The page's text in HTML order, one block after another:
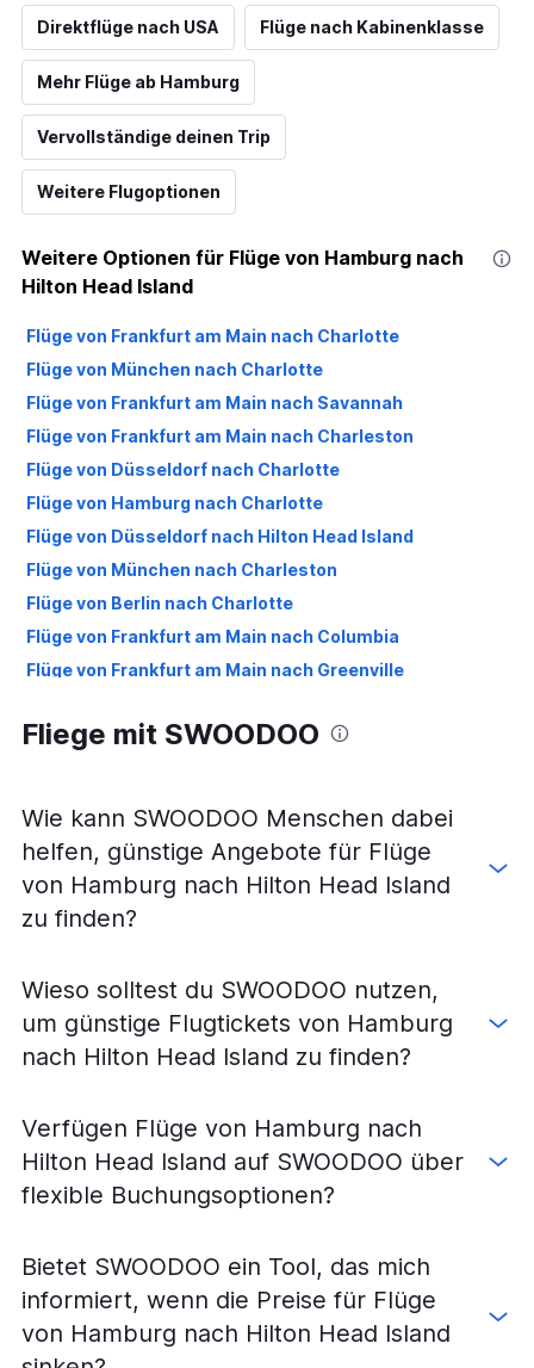
Direktflüge nach USA Flüge nach Kabinenklasse
Mehr Flüge ab Hamburg
Vervollständige deinen Trip
Weitere Flugoptionen
Weitere Optionen für Flüge von Hamburg nach
Hilton Head Island
Flüge von Frankfurt am Main nach Charlotte
Flüge von München nach Charlotte
Flüge von Frankfurt am Main nach Savannah
Flüge von Frankfurt am Main nach Charleston
Flüge von Düsseldorf nach Charlotte
Flüge von Hamburg nach Charlotte
Flüge von Düsseldorf nach Hilton Head Island
Flüge von München nach Charleston
Flüge von Berlin nach Charlotte
Flüge von Frankfurt am Main nach Columbia
Flüge von Frankfurt am Main nach Greenville
Flüge von Frankfurt am Main nach Hilton Head Island
Flüge von Frankfurt am Main nach Augusta
Flüge von Leipzig nach Charlotte
Flüge von Stuttgart nach Charlotte
Flüge von Hamburg nach Myrtle Beach
Flüge von Düsseldorf nach Savannah
Flüge von Berlin nach Charleston
Flüge von Leipzig nach Greenville
Flüge von Hamburg nach Savannah
Flüge von Düsseldorf nach Myrtle Beach
Flüge von Dresden nach Greenville
Flüge von Frankfurt am Main nach Florence
Fliege mit SWOODOO
Wie kann SWOODOO Menschen dabei
helfen, günstige Angebote für Flüge
von Hamburg nach Hilton Head Island
zu finden?
Wieso solltest du SWOODOO nutzen,
um günstige Flugtickets von Hamburg
nach Hilton Head Island zu finden?
Verfügen Flüge von Hamburg nach
Hilton Head Island auf SWOODOO über
flexible Buchungsoptionen?
Bietet SWOODOO ein Tool, das mich
informiert, wenn die Preise für Flüge
von Hamburg nach Hilton Head Island